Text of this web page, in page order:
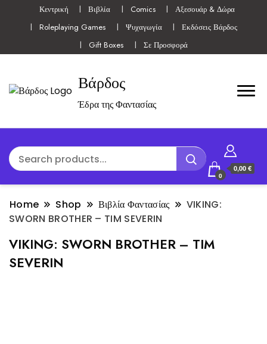
Κεντρική Βιβλία Comics
Αξεσουάρ & Δώρα
Roleplaying Games
Ψυχαγωγία
Εκδόσεις Βάρδος
Gift Boxes
Σε Προσφορά
Βάρδος
Έδρα της Φαντασίας
0
0,00 €
Home Shop Βιβλία Φαντασίας
VIKING:
SWORN BROTHER – TIM SEVERIN
VIKING: SWORN BROTHER – TIM
SEVERIN